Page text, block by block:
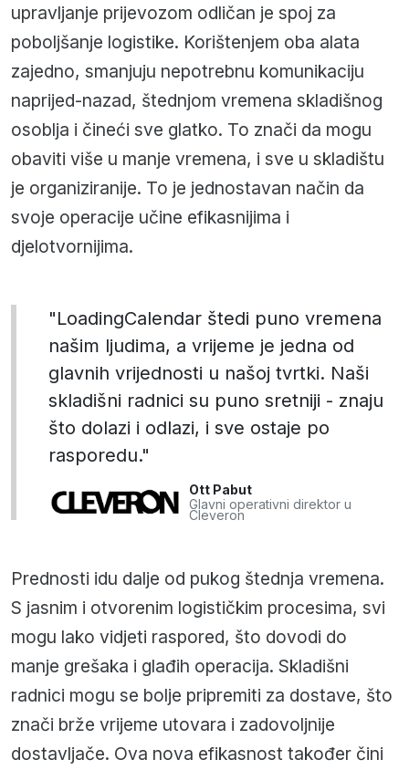
upravljanje prijevozom odličan je spoj za
poboljšanje logistike. Korištenjem oba alata
zajedno, smanjuju nepotrebnu komunikaciju
naprijed-nazad, štednjom vremena skladišnog
osoblja i čineći sve glatko. To znači da mogu
obaviti više u manje vremena, i sve u skladištu
je organiziranije. To je jednostavan način da
svoje operacije učine efikasnijima i
djelotvornijima.
"LoadingCalendar štedi puno vremena
našim ljudima, a vrijeme je jedna od
glavnih vrijednosti u našoj tvrtki. Naši
skladišni radnici su puno sretniji - znaju
što dolazi i odlazi, i sve ostaje po
rasporedu."
Ott Pabut
Glavni operativni direktor u
Cleveron
Prednosti idu dalje od pukog štednja vremena.
S jasnim i otvorenim logističkim procesima, svi
mogu lako vidjeti raspored, što dovodi do
manje grešaka i glađih operacija. Skladišni
radnici mogu se bolje pripremiti za dostave, što
znači brže vrijeme utovara i zadovoljnije
dostavljače. Ova nova efikasnost također čini